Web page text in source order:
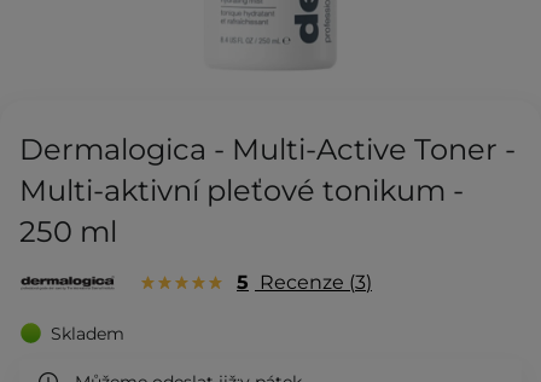
Dermalogica - Multi-Active Toner -
Multi-aktivní pleťové tonikum -
250 ml
5 Recenze 3
Skladem